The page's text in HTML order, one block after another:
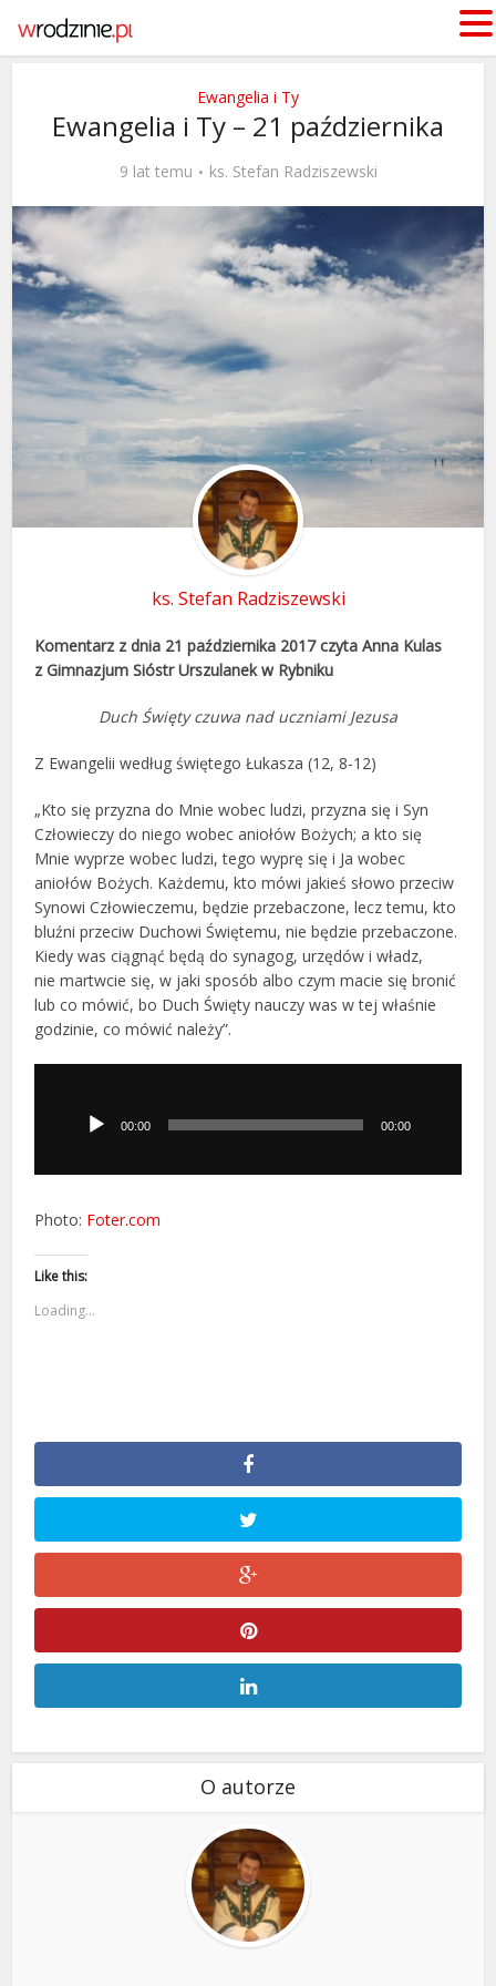
Ewangelia i Ty
Ewangelia i Ty – 21 października
9 lat temu ks. Stefan Radziszewski
ks. Stefan Radziszewski
Komentarz z dnia 21 października 2017 czyta Anna Kulas
z Gimnazjum Sióstr Urszulanek w Rybniku
Duch Święty czuwa nad uczniami Jezusa
Z Ewangelii według świętego Łukasza (12, 8-12)
„Kto się przyzna do Mnie wobec ludzi, przyzna się i Syn
Człowieczy do niego wobec aniołów Bożych; a kto się
Mnie wyprze wobec ludzi, tego wyprę się i Ja wobec
aniołów Bożych. Każdemu, kto mówi jakieś słowo przeciw
Synowi Człowieczemu, będzie przebaczone, lecz temu, kto
bluźni przeciw Duchowi Świętemu, nie będzie przebaczone.
Kiedy was ciągnąć będą do synagog, urzędów i władz,
nie martwcie się, w jaki sposób albo czym macie się bronić
lub co mówić, bo Duch Święty nauczy was w tej właśnie
godzinie, co mówić należy”.
dźwiękowych00:00 00:00
Photo: Foter.com
Like this:
Loading...
O autorze